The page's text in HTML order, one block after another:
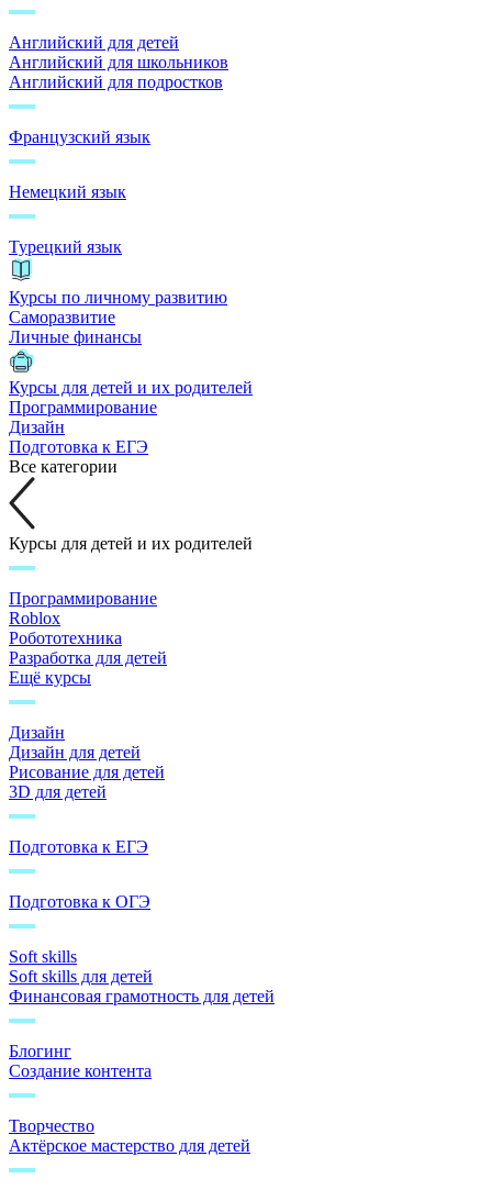
Английский для детей
Английский для школьников
Английский для подростков
Французский язык
Немецкий язык
Турецкий язык
Курсы по личному развитию
Саморазвитие
Личные финансы
Курсы для детей и их родителей
Программирование
Дизайн
Подготовка к ЕГЭ
Все категории
Курсы для детей и их родителей
Программирование
Roblox
Робототехника
Разработка для детей
Ещё курсы
Дизайн
Дизайн для детей
Рисование для детей
3D для детей
Подготовка к ЕГЭ
Подготовка к ОГЭ
Soft skills
Soft skills для детей
Финансовая грамотность для детей
Блогинг
Создание контента
Творчество
Актёрское мастерство для детей